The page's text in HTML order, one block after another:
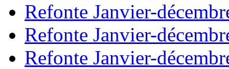
Refonte Janvier-
Refonte Janvier-
Refonte Janvier-